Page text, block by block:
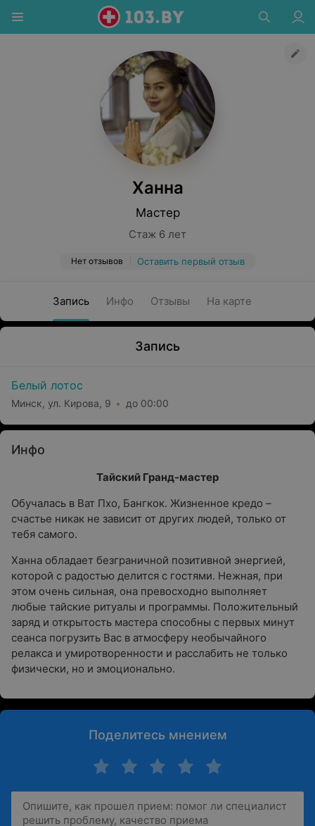
Ханна
Мастер
Стаж 6 лет
Нет отзывов Оставить первый отзыв
Запись Инфо Отзывы На карте
Запись
Белый лотос
Минск, ул. Кирова, 9 до 00:00
Инфо
Тайский Гранд-мастер
Обучалась в Ват Пхо, Бангкок. Жизненное кредо –
счастье никак не зависит от других людей, только от
тебя самого.
Ханна обладает безграничной позитивной энергией,
которой с радостью делится с гостями. Нежная, при
этом очень сильная, она превосходно выполняет
любые тайские ритуалы и программы. Положительный
заряд и открытость мастера способны с первых минут
сеанса погрузить Вас в атмосферу необычайного
релакса и умиротворенности и расслабить не только
физически, но и эмоционально.
Поделитесь мнением